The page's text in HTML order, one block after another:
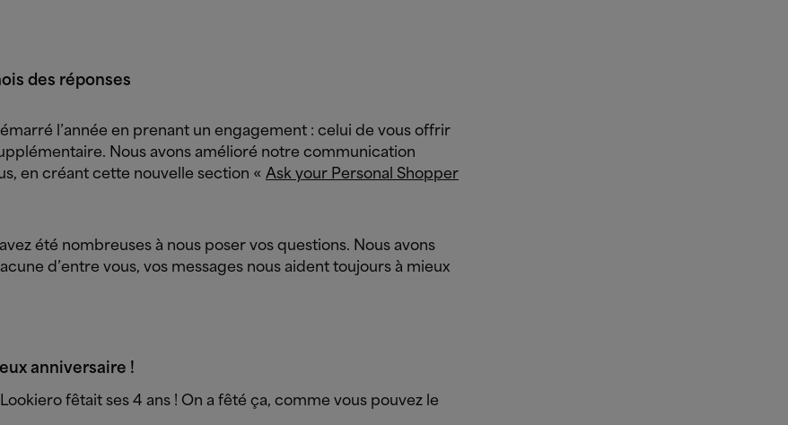
des réponses
l’année en prenant un engagement : celui de vous offrir
Nous avons amélioré notre communication
en créant cette nouvelle section « Ask your Personal Shopper
été nombreuses à nous poser vos questions. Nous avons
d’entre vous, vos messages nous aident toujours à mieux
anniversaire !
fêtait ses 4 ans ! On a fêté ça, comme vous pouvez le